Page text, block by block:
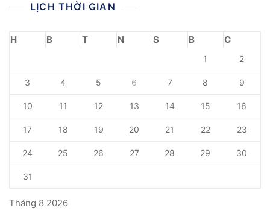
LỊCH THỜI GIAN
Tháng 8 2026
H B T N S B C
1 2
3 4 5 6 7 8 9
10 11 12 13 14 15 16
17 18 19 20 21 22 23
24 25 26 27 28 29 30
31